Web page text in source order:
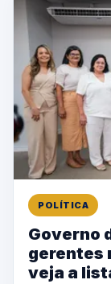
POLÍTICA
Governo
gerentes
veja a